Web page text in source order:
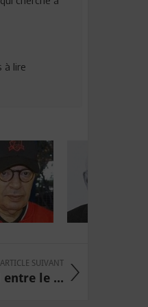
à lire
ARTICLE SUIVANT
entre le ...